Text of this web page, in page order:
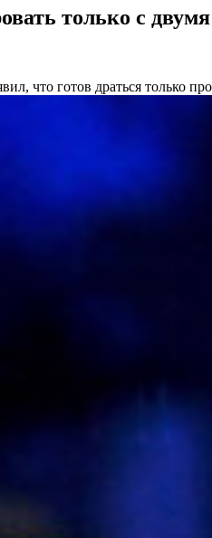
только с
что готов драться только